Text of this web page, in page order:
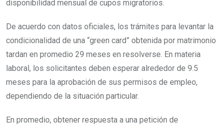
disponibilidad mensual de cupos migratorios.
De acuerdo con datos oficiales, los trámites para levantar la
condicionalidad de una “green card” obtenida por matrimonio
tardan en promedio 29 meses en resolverse. En materia
laboral, los solicitantes deben esperar alrededor de 9.5
meses para la aprobación de sus permisos de empleo,
dependiendo de la situación particular.
En promedio, obtener respuesta a una petición de